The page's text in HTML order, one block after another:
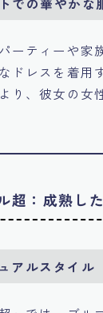
ーティーや家
ドレスを着用
り、彼女の女
超：成熟し
アルスタイル